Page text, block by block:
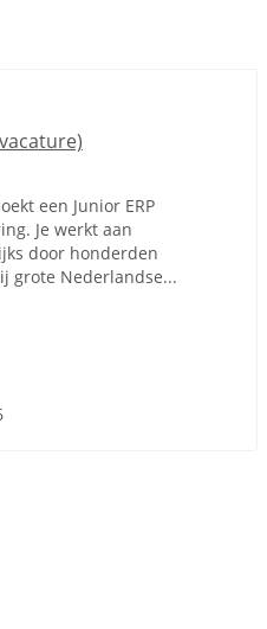
een Junior ERP
Je werkt aan
door honderden
grote Nederlandse...